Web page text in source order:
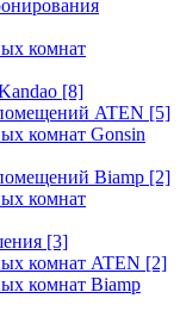
комнат
[8]
ATEN [5]
комнат Gonsin
Biamp [2]
комнат
[3]
комнат ATEN [2]
комнат Biamp